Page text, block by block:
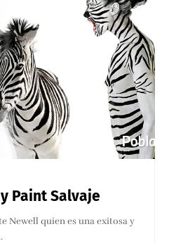
Paint Salvaje
Newell quien es una exitosa y